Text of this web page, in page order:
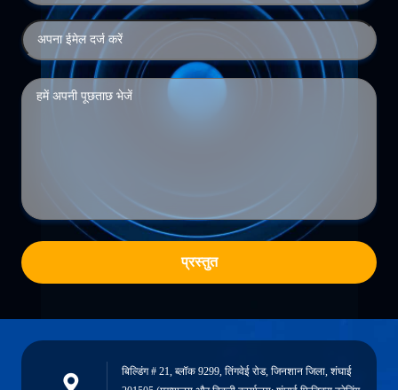
प्रस्तुत
बिल्डिंग # 21, ब्लॉक 9299, तिंगवेई रोड, जिनशान जिला, शंघाई